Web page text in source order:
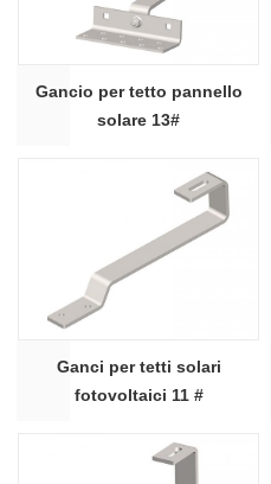
Gancio per tetto pannello
solare 13#
Ganci per tetti solari
fotovoltaici 11 #